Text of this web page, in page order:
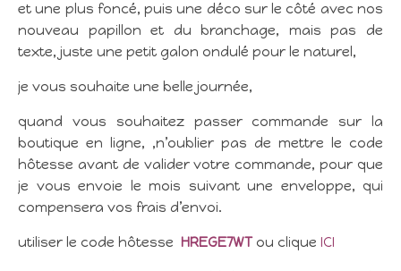
et une plus foncé, puis une déco sur le côté avec nos
nouveau papillon et du branchage, mais pas de
texte, juste une petit galon ondulé pour le naturel,
je vous souhaite une belle journée,
quand vous souhaitez passer commande sur la
boutique en ligne, ,n’oublier pas de mettre le code
hôtesse avant de valider votre commande, pour que
je vous envoie le mois suivant une enveloppe, qui
compensera vos frais d’envoi.
utiliser le code hôtesse HREGE7WTou clique ICI